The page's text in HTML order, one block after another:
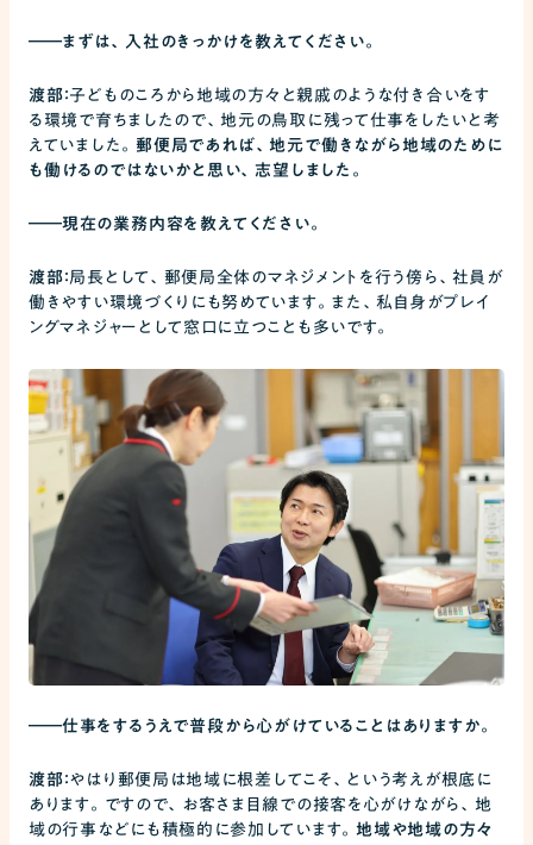
――まずは、入社のきっかけを教えてください。
渡部：子どものころから地域の方々と親戚のような付き合いをす
る環境で育ちましたので、地元の鳥取に残って仕事をしたいと考
えていました。 郵便局であれば、地元で働きながら地域のために
も働けるのではないかと思い、志望しました。
――現在の業務内容を教えてください。
渡部：局長として、郵便局全体のマネジメントを行う傍ら、社員が
働きやすい環境づくりにも努めています。また、私自身がプレイ
ングマネジャーとして窓口に立つことも多いです。
――仕事をするうえで普段から心がけていることはありますか。
渡部：やはり郵便局は地域に根差してこそ、という考えが根底に
あります。ですので、お客さま目線での接客を心がけながら、地
域の行事などにも積極的に参加しています。 地域や地域の方々